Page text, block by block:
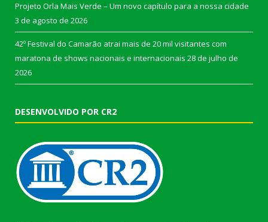
Projeto Orla Mais Verde – Um novo capítulo para a nossa cidade
3 de agosto de 2026
42º Festival do Camarão atrai mais de 20 mil visitantes com
maratona de shows nacionais e internacionais 28 de julho de
2026
DESENVOLVIDO POR CR2